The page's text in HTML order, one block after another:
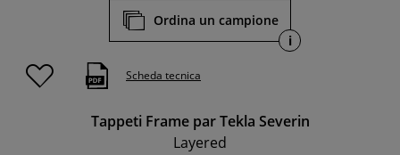
Ordina un campione
i
Scheda tecnica
Tappeti Frame par Tekla Severin
Layered